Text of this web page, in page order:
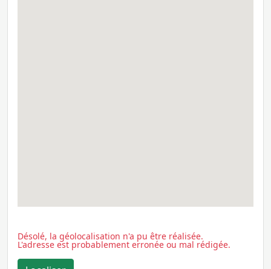
Désolé, la géolocalisation n'a pu être réalisée.
L'adresse est probablement erronée ou mal rédigée.